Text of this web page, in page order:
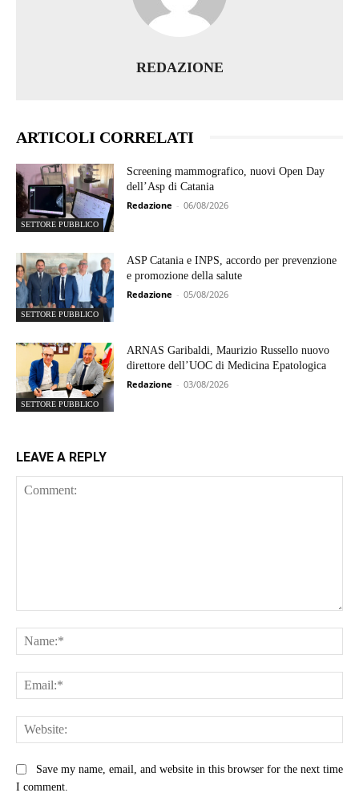
REDAZIONE
ARTICOLI CORRELATI
SETTORE PUBBLICO
Screening mammografico, nuovi Open Day
dell’Asp di Catania
Redazione - 06/08/2026
SETTORE PUBBLICO
ASP Catania e INPS, accordo per prevenzione
e promozione della salute
Redazione - 05/08/2026
SETTORE PUBBLICO
ARNAS Garibaldi, Maurizio Russello nuovo
direttore dell’UOC di Medicina Epatologica
Redazione - 03/08/2026
LEAVE A REPLY
Save my name, email, and website in this browser for the next time
I comment.